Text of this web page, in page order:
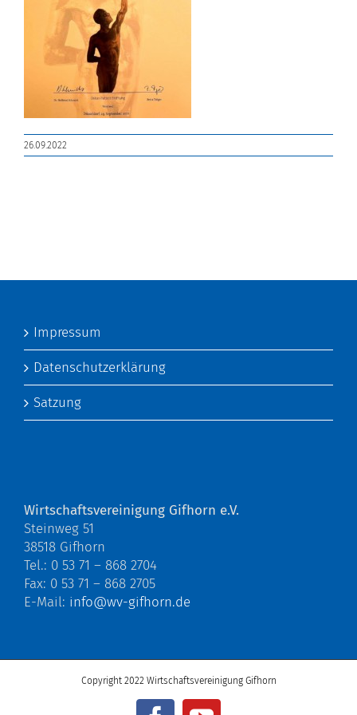
26.09.2022
Impressum
Datenschutzerklärung
Satzung
Wirtschaftsvereinigung Gifhorn e.V.
Steinweg 51
38518 Gifhorn
Tel.: 0 53 71 – 868 2704
Fax: 0 53 71 – 868 2705
E-Mail: info@wv-gifhorn.de
Copyright 2022 Wirtschaftsvereinigung Gifhorn